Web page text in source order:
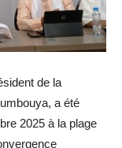
de la
a été
2025 à la plage